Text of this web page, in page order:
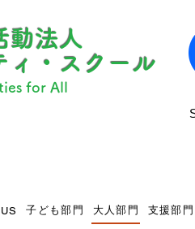
動法人
ィ・スクール
for All
子ども部門 大人部門 支援部門